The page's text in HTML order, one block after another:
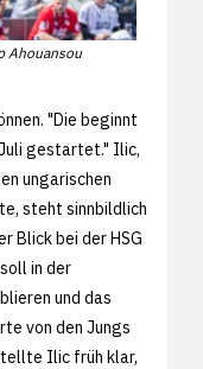
Ahouansou
"Die beginnt
gestartet." Ilic,
ungarischen
steht sinnbildlich
Blick bei der HSG
in der
und das
von den Jungs
Ilic früh klar,